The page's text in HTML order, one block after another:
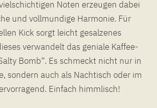
Noten erzeugen dabei
und vollmundige Harmonie. Für
Kick sorgt leicht gesalzenes
verwandelt das geniale Kaffee-
Bomb“. Es schmeckt nicht nur in
sondern auch als Nachtisch oder im
Einfach himmlisch!